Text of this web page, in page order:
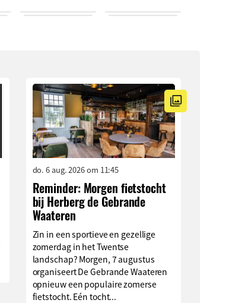
do. 6 aug. 2026 om 11:45
Reminder: Morgen fietstocht
bij Herberg de Gebrande
Waateren
Zin in een sportieve en gezellige
zomerdag in het Twentse
landschap? Morgen, 7 augustus
organiseert De Gebrande Waateren
opnieuw een populaire zomerse
fietstocht. Eén tocht...